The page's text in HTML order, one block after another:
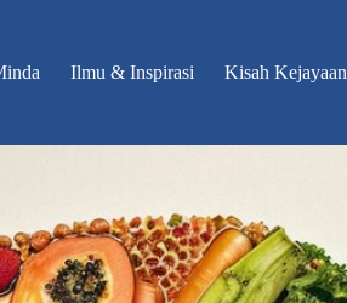
Ilmu & Inspirasi Kisah Kejayaan